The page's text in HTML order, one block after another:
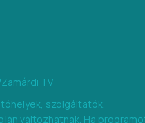
TV
szolgáltatók.
változhatnak. Ha